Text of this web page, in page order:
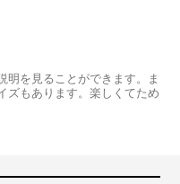
明を見ることができます。ま
ズもあります。楽しくてため